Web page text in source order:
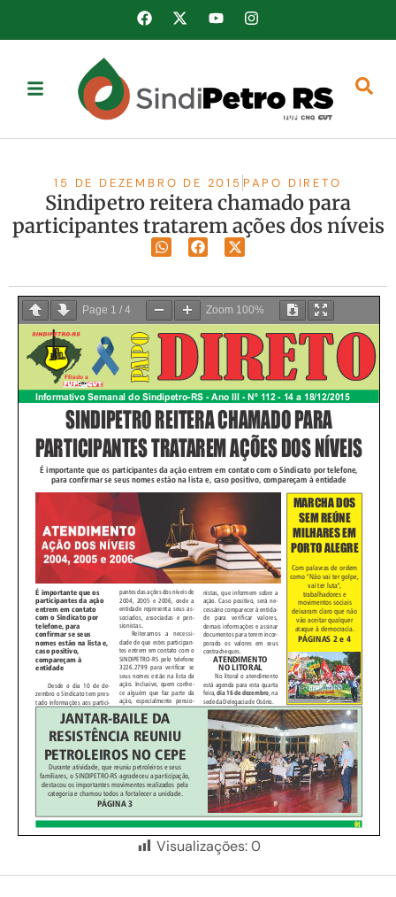
15 DE DEZEMBRO DE 2015 PAPO DIRETO
Sindipetro reitera chamado para
participantes tratarem ações dos níveis
Page 1 / 4 Zoom 100%
Visualizações:0